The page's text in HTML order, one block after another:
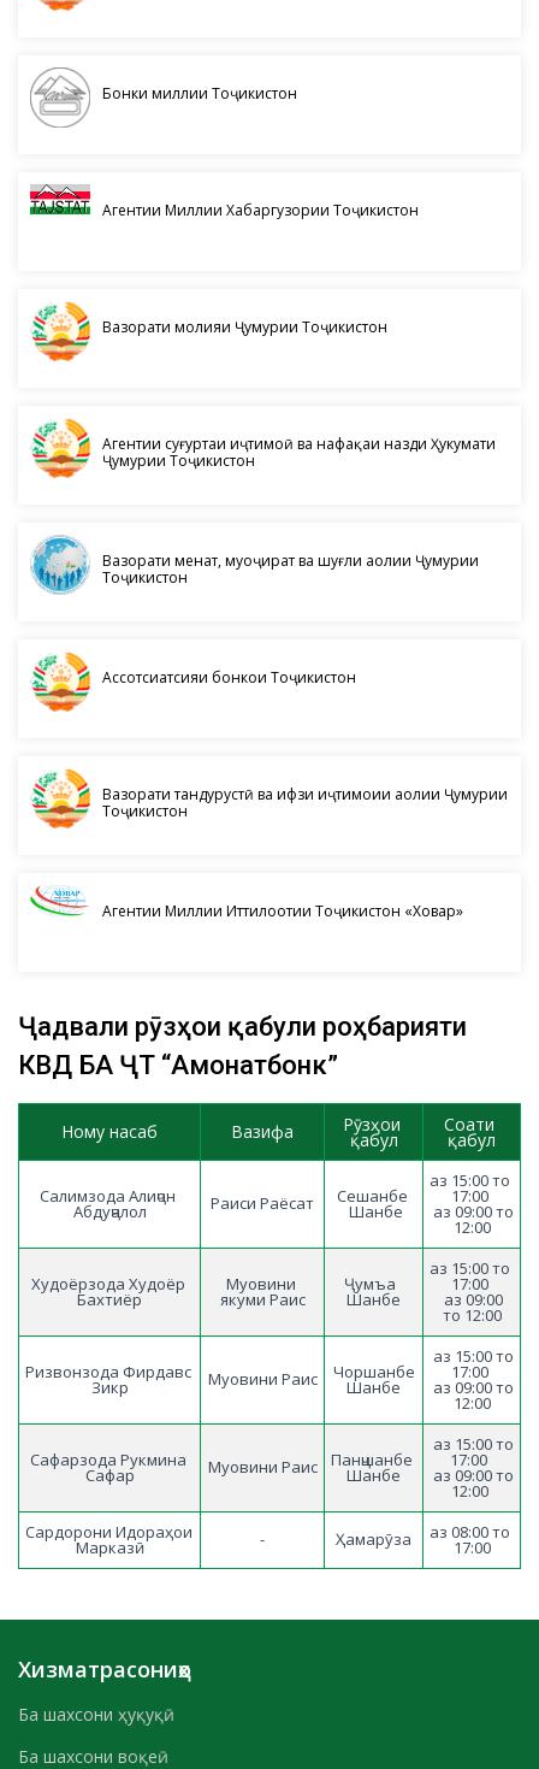
Бонки миллии Тоҷикистон
Агентии Миллии Хабаргузории Тоҷикистон
Вазорати молияи Ҷумҳурии Тоҷикистон
Агентии суғуртаи иҷтимоӣ ва нафақаи назди Ҳукумати
Ҷумҳурии Тоҷикистон
Вазорати меҳнат, муҳоҷират ва шуғли аҳолии Ҷумҳурии
Тоҷикистон
Ассотсиатсияи бонкҳои Тоҷикистон
Вазорати тандурустӣ ва ҳифзи иҷтимоии аҳолии Ҷумҳурии
Тоҷикистон
Агентии Миллии Иттилоотии Тоҷикистон «Ховар»
Ҷадвали рӯзҳои қабули роҳбарияти
КВД БА ҶТ “Амонатбонк”
Ному насаб Вазифа Рӯзҳои
қабул
Соати
қабул
Салимзода Алиҷон
Абдуҷалол Раиси Раёсат Сешанбе
Шанбе
аз 15:00 то
17:00
12:00
Худоёрзода Худоёр
Бахтиёр
Муовини
якуми Раис
Ҷумъа
Шанбе
аз 15:00 то
17:00
то 12:00
Ризвонзода Фирдавс
Зикр Муовини Раис Чоршанбе
Шанбе
17:00
12:00
Сафарзода Рукмина
Сафар Муовини Раис Панҷшанбе
Шанбе
17:00
12:00
Сардорони Идораҳои
Марказӣ - Ҳамарӯза аз 08:00 то
17:00
Хизматрасониҳо
Ба шахсони ҳуқуқӣ
Ба шахсони воқеӣ